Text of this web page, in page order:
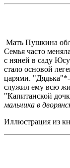
Мать Пушкина
Семья часто
с няней в саду
стало основой
царями.
служил ему всю
"Капитанской
мальчика в
Иллюстрация из